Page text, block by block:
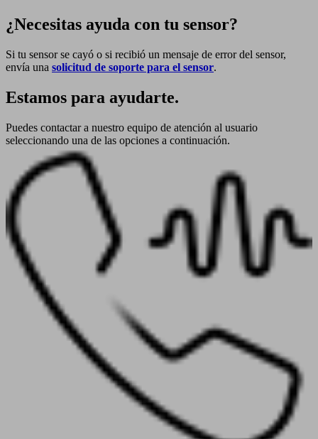
¿Necesitas ayuda con tu sensor?
Si tu sensor se cayó o si recibió un mensaje de error del sensor,
envía una solicitud de soporte para el sensor.
Estamos para ayudarte.
Puedes contactar a nuestro equipo de atención al usuario
seleccionando una de las opciones a continuación.